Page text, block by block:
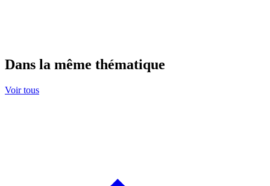
Dans la même thématique
Voir tous